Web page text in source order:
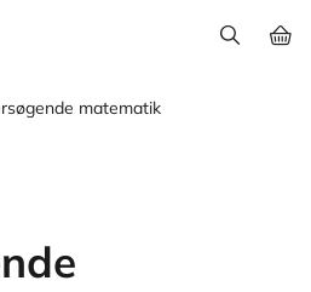
matematik